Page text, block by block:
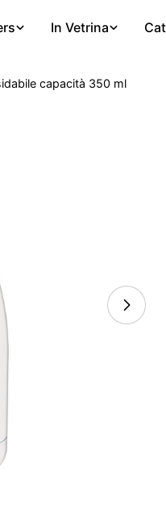
In Vetrina
capacità 350 ml